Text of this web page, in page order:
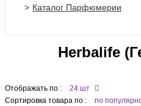
Каталог Парфюмерии
Herbalife
Отображать по :
24 шт
Сортировка товара по :
по